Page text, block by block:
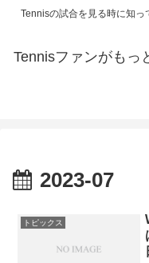
Tennisの試合を見る時に知
Tennisファンがもっ
2023-07
トピックス